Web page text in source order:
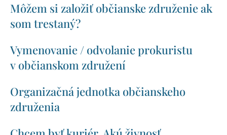
Môžem si založiť občianske združenie ak
som trestaný?
Vymenovanie / odvolanie prokuristu
v občianskom združení
Organizačná jednotka občianskeho
združenia